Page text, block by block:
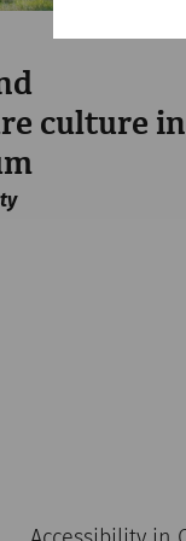
culture in